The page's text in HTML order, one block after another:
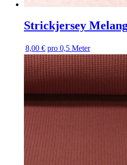
Strickjersey
8,00 € pro 0,5 Meter